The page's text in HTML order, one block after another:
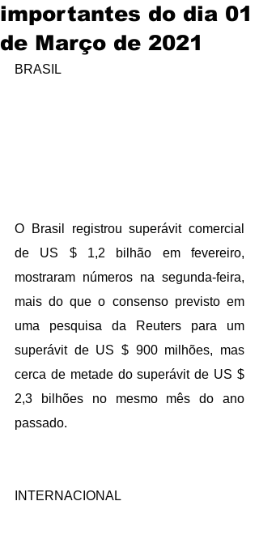
importantes do dia 01
de Março de 2021
BRASIL
O Brasil registrou superávit comercial
de US $ 1,2 bilhão em fevereiro,
mostraram números na segunda-feira,
mais do que o consenso previsto em
uma pesquisa da Reuters para um
superávit de US $ 900 milhões, mas
cerca de metade do superávit de US $
2,3 bilhões no mesmo mês do ano
passado.
INTERNACIONAL